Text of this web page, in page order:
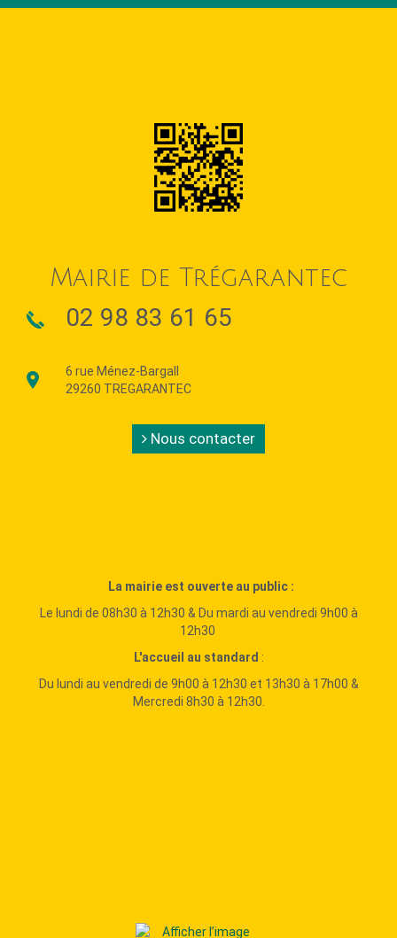
Mairie de Trégarantec
02 98 83 61 65
6 rue Ménez-Bargall
29260 TREGARANTEC
Nous contacter
La mairie est ouverte au public :
Le lundi de 08h30 à 12h30 & Du mardi au vendredi 9h00 à
12h30
L'accueil au standard :
Du lundi au vendredi de 9h00 à 12h30 et 13h30 à 17h00 &
Mercredi 8h30 à 12h30.